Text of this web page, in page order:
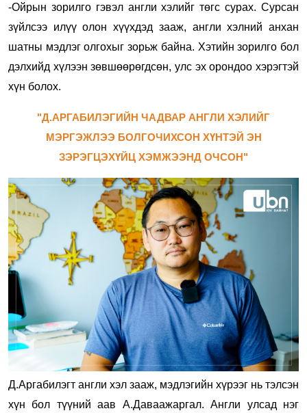
-Ойрын зорилго гэвэл англи хэлийг төгс сурах. Сурсан
зүйлсээ илүү олон хүүхдэд зааж, англи хэлний анхан
шатны мэдлэг олгохыг зорьж байна. Хэтийн зорилго бол
дэлхийд хүлээн зөвшөөрөгдсөн, улс эх орондоо хэрэгтэй
хүн болох.
"Д.АРГАБИЛЭГИЙН ЧАДВАР АНГЛИ ХЭЛИЙГ
МЭРГЭЖЛЭЭ БОЛГОЧИХСОН ХҮНТЭЙ ЭН
ЗЭРЭГЦЭХҮЙЦ ХЭМЖЭЭНД ОЧСОН"
Д.Аргабилэгт англи хэл зааж, мэдлэгийн хүрээг нь тэлсэн
хүн бол түүний аав А.Даваажаргал.Англи улсад нэг